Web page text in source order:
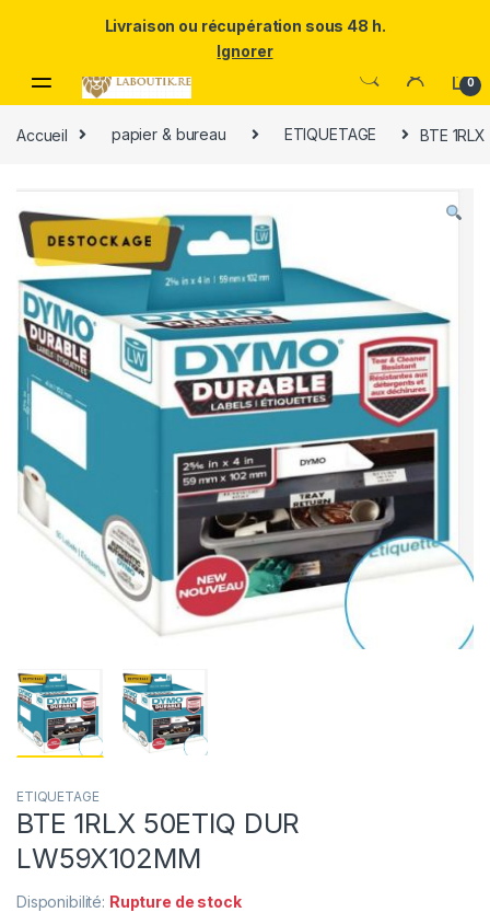
puissance et l'élégance du Samsung Galaxy S25 Ultra à prix réduit.
0
Accueil papier & bureau ETIQUETAGE BTE
ETIQUETAGE
BTE 1RLX 50ETIQ DUR
LW59X102MM
Disponibilité: Rupture de stock
Livraison ou récupération sous 48 h.
Ignorer